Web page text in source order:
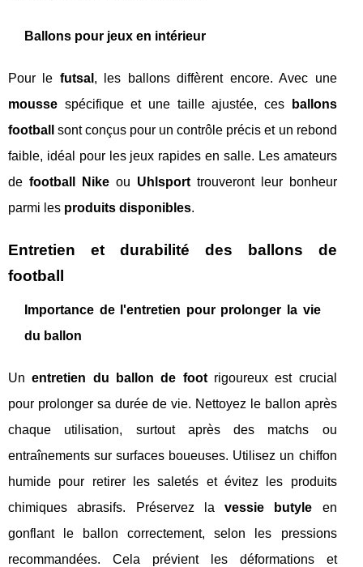
Ballons pour jeux en intérieur
Pour le futsal , les ballons diffèrent encore. Avec une
mousse spécifique et une taille ajustée, ces
ballons
football
sont conçus pour un contrôle précis et un rebond
faible, idéal pour les jeux rapides en salle. Les amateurs
de football Nikeou Uhlsporttrouveront leur bonheur
parmi les produits disponibles.
Entretien et durabilité des ballons de
football
Importance de l'entretien pour prolonger la vie
du ballon
Unentretien du ballon de footrigoureux est crucial
pour prolonger sa durée de vie. Nettoyez le ballon après
chaque utilisation, surtout après des matchs ou
entraînements sur surfaces boueuses. Utilisez un chiffon
humide pour retirer les saletés et évitez les produits
chimiques abrasifs. Préservez lavessie butyle en
gonflant le ballon correctement, selon les pressions
recommandées. Cela prévient les déformations et